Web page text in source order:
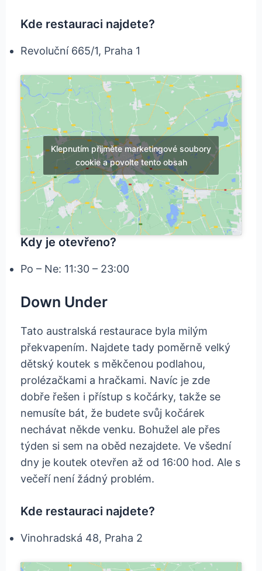
Kde restauraci najdete?
Revoluční 665/1, Praha 1
Klepnutím přijměte marketingové soubory
cookie a povolte tento obsah
Kdy je otevřeno?
Po – Ne: 11:30 – 23:00
Down Under
Tato australská restaurace byla milým
překvapením. Najdete tady poměrně velký
dětský koutek s měkčenou podlahou,
prolézačkami a hračkami. Navíc je zde
dobře řešen i přístup s kočárky, takže se
nemusíte bát, že budete svůj kočárek
nechávat někde venku. Bohužel ale přes
týden si sem na oběd nezajdete. Ve všední
dny je koutek otevřen až od 16:00 hod. Ale s
večeří není žádný problém.
Kde restauraci najdete?
Vinohradská 48, Praha 2